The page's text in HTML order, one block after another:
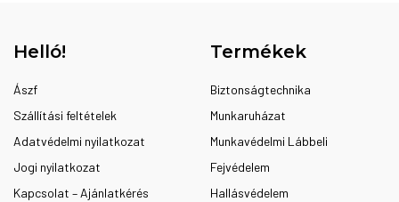
Helló!
Ászf
Szállítási feltételek
Adatvédelmi nyilatkozat
Jogi nyilatkozat
Kapcsolat – Ajánlatkérés
Termékek
Biztonságtechnika
Munkaruházat
Munkavédelmi Lábbeli
Fejvédelem
Hallásvédelem